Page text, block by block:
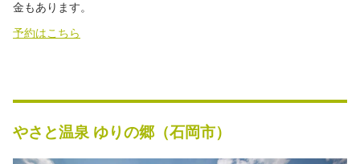
金もあります。
予約はこちら
やさと温泉 ゆりの郷（石岡市）